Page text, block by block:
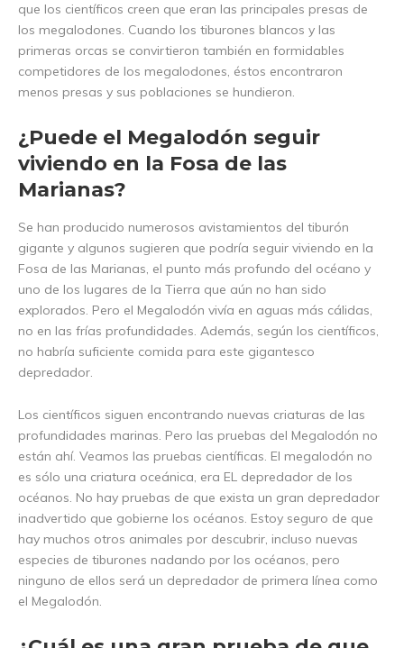
que los científicos creen que eran las principales presas de
los megalodones. Cuando los tiburones blancos y las
primeras orcas se convirtieron también en formidables
competidores de los megalodones, éstos encontraron
menos presas y sus poblaciones se hundieron.
¿Puede el Megalodón seguir
viviendo en la Fosa de las
Marianas?
Se han producido numerosos avistamientos del tiburón
gigante y algunos sugieren que podría seguir viviendo en la
Fosa de las Marianas, el punto más profundo del océano y
uno de los lugares de la Tierra que aún no han sido
explorados. Pero el Megalodón vivía en aguas más cálidas,
no en las frías profundidades. Además, según los científicos,
no habría suficiente comida para este gigantesco
depredador.
Los científicos siguen encontrando nuevas criaturas de las
profundidades marinas. Pero las pruebas del Megalodón no
están ahí. Veamos las pruebas científicas. El megalodón no
es sólo una criatura oceánica, era EL depredador de los
océanos. No hay pruebas de que exista un gran depredador
inadvertido que gobierne los océanos. Estoy seguro de que
hay muchos otros animales por descubrir, incluso nuevas
especies de tiburones nadando por los océanos, pero
ninguno de ellos será un depredador de primera línea como
el Megalodón.